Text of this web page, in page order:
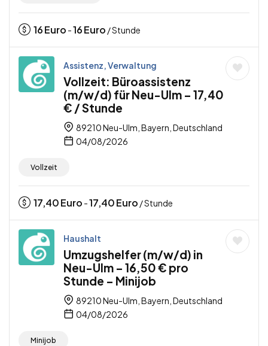
16Euro -16Euro / Stunde
Assistenz, Verwaltung
Vollzeit: Büroassistenz
(m/w/d) für Neu-Ulm – 17,40
€ / Stunde
89210 Neu-Ulm, Bayern, Deutschland
04/08/2026
Vollzeit
17,40Euro -17,40Euro / Stunde
Haushalt
Umzugshelfer (m/w/d) in
Neu-Ulm – 16,50 € pro
Stunde – Minijob
89210 Neu-Ulm, Bayern, Deutschland
04/08/2026
Minijob